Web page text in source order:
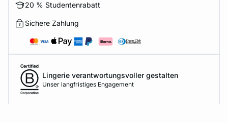
20 % Studentenrabatt
Sichere Zahlung
Lingerie verantwortungsvoller gestalten
Unser langfristiges Engagement